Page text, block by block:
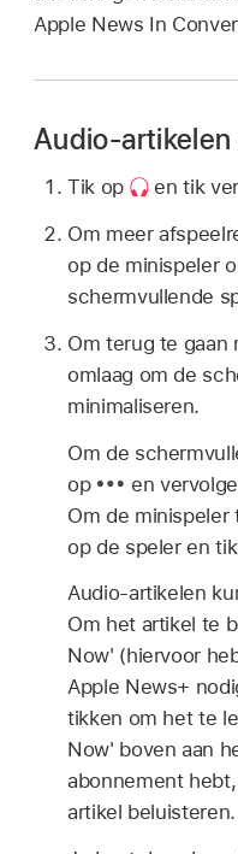
Apple News In
Audio-artikelen
Tik op
en tik
Om meer
op de minispeler
schermvullende
Om terug te gaan
omlaag om de
minimaliseren.
Om de
op
en
Om de minispeler
op de speler en
Audio-artikelen
Om het artikel te
Now' (hiervoor
Apple News+
tikken om het te
Now' boven aan
abonnement
artikel beluisteren.